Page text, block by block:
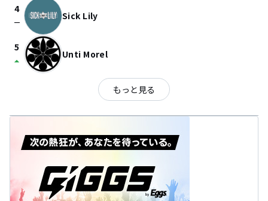
4
check_indeterminate_small Sick Lily
5
arrow_drop_up Unti Morel
もっと見る